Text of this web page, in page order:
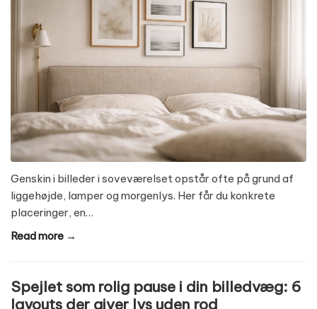
Genskin i billeder i soveværelset opstår ofte på grund af
liggehøjde, lamper og morgenlys. Her får du konkrete
placeringer, en…
Read more →
Spejlet som rolig pause i din billedvæg: 6
layouts der giver lys uden rod